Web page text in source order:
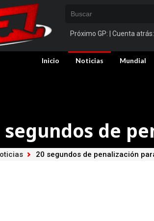
Próximo GP: | Cuenta atrás:
Inicio Noticias Mundial
segundos de
20 segundos de penalización